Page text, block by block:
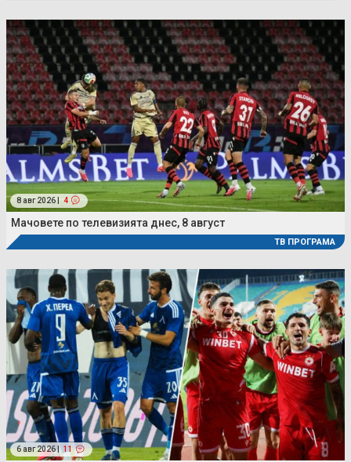
8 авг 2026 | 4
Мачовете по телевизията днес, 8 август
ТВ ПРОГРАМА
6 авг 2026 | 11